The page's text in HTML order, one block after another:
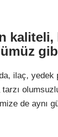
kaliteli,
ilaç,
de aynı